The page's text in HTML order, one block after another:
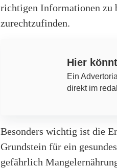
richtigen Informationen zu
zurechtzufinden.
Hier
Ein
direkt im
Besonders wichtig ist die
Grundstein für ein
gefährlich